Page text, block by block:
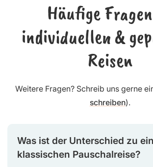
Häufige
individuellen &
Reisen
Weitere Fragen? Schreib uns gerne
schreiben).
Was ist der Unterschied zu
klassischen Pauschalreise?